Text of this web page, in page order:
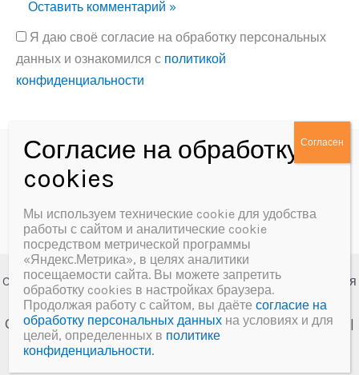
Я даю своё согласие на обработку персональных
данных и ознакомился с политикой
конфиденциальности
Политика конфиденциальности
Copyright © 2026 МБУК «Далматовская межпоселенческая
центральная библиотека им. А.Ф. Мерзлякова»
Создание сайта и сопровождениеВеб-студия "У-Лабнет"
|
Хостинг
Мы используем технические cookie для удобства
работы с сайтом и аналитические cookie
посредством метрической программы
«Яндекс.Метрика», в целях аналитики
посещаемости сайта. Вы можете запретить
обработку cookies в настройках браузера.
Продолжая работу с сайтом, вы даётесогласие на
обработку персональных данных на условиях и для
целей, определенных в политике
конфиденциальности.